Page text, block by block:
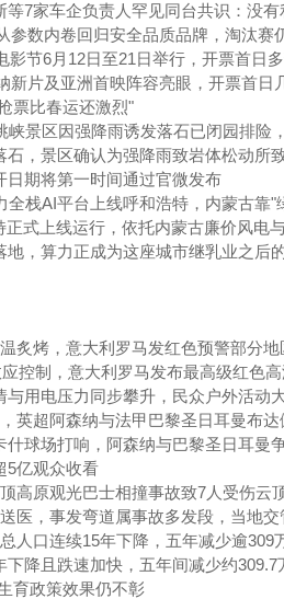
等7家车企负责人罕见同台共识：没
参数内卷回归安全品质品牌，淘汰赛
影节6月12日至21日举行，开票首日
新片及亚洲首映阵容亮眼，开票首
票比春运还激烈"
峡景区因强降雨诱发落石已闭园排
石，景区确认为强降雨致岩体松动所
日期将第一时间通过官微发布
全栈AI平台上线呼和浩特，内蒙古靠
式上线运行，依托内蒙古廉价风电
地，算力正成为这座城市继乳业之后
炙烤，意大利罗马发红色预警部分
控制，意大利罗马发布最高级红色
与用电压力同步攀升，民众户外活动
英超阿森纳与法甲巴黎圣日耳曼布
什球场打响，阿森纳与巴黎圣日耳曼
5亿观众收看
高原观光巴士相撞事故致7人受伤
医，事发弯道属事故多发段，当地
人口连续15年下降，五年减少逾
下降且跌速加快，五年间减少约
育政策效果仍不彰